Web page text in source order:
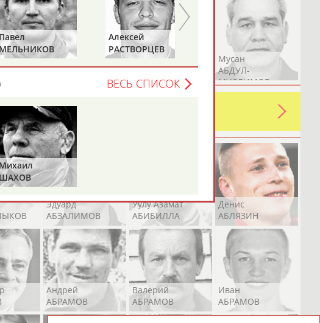
Аслан
АБДУЛЛИН
Эмиль
АБДУЛЛИН
Мусан
АБДУЛ-
МУСЛИМОВ
какую-либо ошибку в уже
своей страны!
Эдуард
АБЗАЛИМОВ
Уулу Азамат
АБИБИЛЛА
Денис
АБЛЯЗИН
Андрей
АБРАМОВ
Валерий
АБРАМОВ
Иван
АБРАМОВ
Павел
Алексей
РАСТВОРЦЕВ
Дмитрий
ШЕПЕЛЬ
ВЕСЬ СПИСОК
Михаил
ШАХОВ